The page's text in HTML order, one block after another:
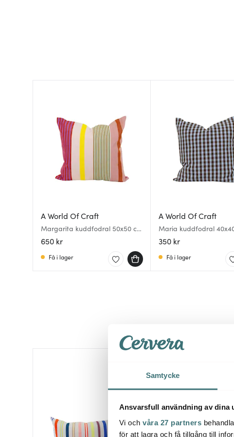
Samtycke
Ansvarsfull användning av dina
Vi och våra 27 partners
för att lagra och få tillgång till
A World Of Craft
Margarita kuddfodral 50x50 cm
multi
650 kr
Få i lager
A World Of Craft
Maria kuddfodral
ljusblå/brun
350 kr
Få i lager